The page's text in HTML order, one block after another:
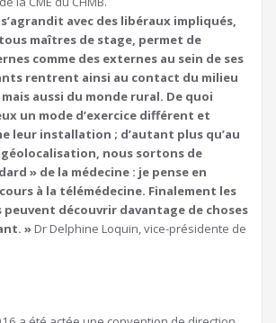
avec des libéraux impliqués,
maîtres de stage, permet de
comme des externes au sein de ses
rentrent ainsi au contact du milieu
aussi du monde rural. De quoi
un mode d’exercice différent et
leur installation ; d’autant plus qu’au
nous sortons de
» de la médecine : je pense en
à la télémédecine. Finalement les
peuvent découvrir davantage de choses
» Dr Delphine Loquin, vice-présidente de